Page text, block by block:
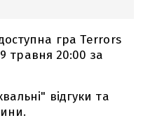
гра Terrors
травня 20:00 за
відгуки та